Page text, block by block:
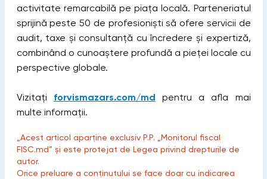
activitate remarcabilă pe piața locală. Parteneriatul
sprijină peste 50 de profesioniști să ofere servicii de
audit, taxe și consultanță cu încredere și expertiză,
combinând o cunoaștere profundă a pieței locale cu
perspective globale.
Vizitați forvismazars.com/md pentru a afla mai
multe informații.
„Acest articol aparține exclusiv P.P. „Monitorul fiscal
FISC.md” și este protejat de Legea privind drepturile de
autor.
Orice preluare a conținutului se face doar cu indicarea